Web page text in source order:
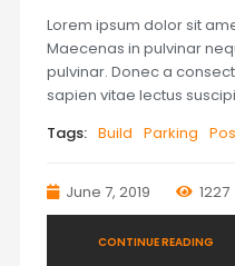
Lorem ipsum dolor sit
Maecenas in pulvinar
pulvinar. Donec a
sapien vitae lectus
Tags: Build Parking
June 7, 2019 1227
CONTINUE READING